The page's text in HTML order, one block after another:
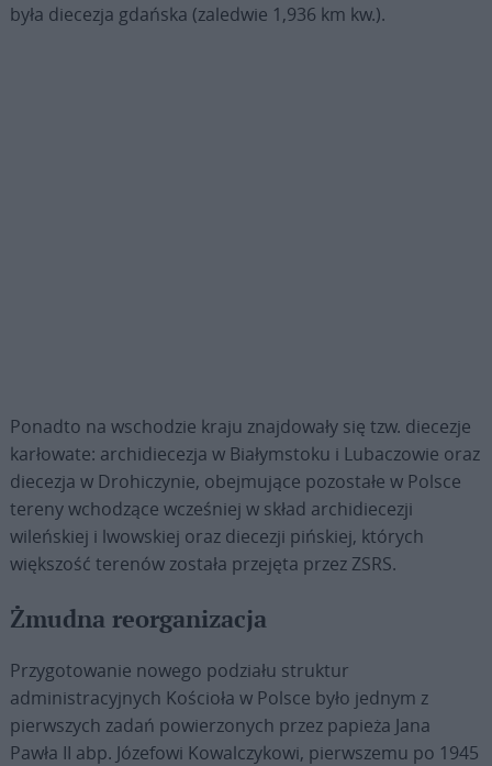
była diecezja gdańska (zaledwie 1,936 km kw.).
Ponadto na wschodzie kraju znajdowały się tzw. diecezje
karłowate: archidiecezja w Białymstoku i Lubaczowie oraz
diecezja w Drohiczynie, obejmujące pozostałe w Polsce
tereny wchodzące wcześniej w skład archidiecezji
wileńskiej i lwowskiej oraz diecezji pińskiej, których
większość terenów została przejęta przez ZSRS.
Żmudna reorganizacja
Przygotowanie nowego podziału struktur
administracyjnych Kościoła w Polsce było jednym z
pierwszych zadań powierzonych przez papieża Jana
Pawła II abp. Józefowi Kowalczykowi, pierwszemu po 1945